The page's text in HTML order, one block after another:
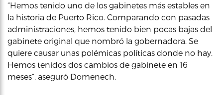
“Hemos tenido uno de los gabinetes más estables en
la historia de Puerto Rico. Comparando con pasadas
administraciones, hemos tenido bien pocas bajas del
gabinete original que nombró la gobernadora. Se
quiere causar unas polémicas políticas donde no hay.
Hemos tenidos dos cambios de gabinete en 16
meses”, aseguró Domenech.